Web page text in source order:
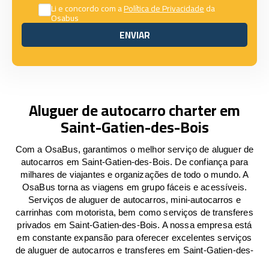
Li e concordo com aPolítica de Privacidadeda
Osabus
ENVIAR
ENVIAR
Aluguer de autocarro charter em
Saint-Gatien-des-Bois
Com a OsaBus, garantimos o melhor serviço de aluguer de
autocarros em Saint-Gatien-des-Bois. De confiança para
milhares de viajantes e organizações de todo o mundo. A
OsaBus torna as viagens em grupo fáceis e acessíveis.
Serviços de aluguer de autocarros, mini-autocarros e
carrinhas com motorista, bem como serviços de transferes
privados em Saint-Gatien-des-Bois. A nossa empresa está
em constante expansão para oferecer excelentes serviços
de aluguer de autocarros e transferes em Saint-Gatien-des-